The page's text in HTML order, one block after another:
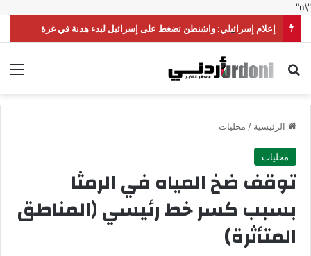
"\n"
إعلام إسرائيلي: واشنطن تضغط على إسرائيل لبدء هدنة في غزة
بحث عن
الرئيسية / محليات
محليات
توقف ضخ المياه في الرمثا
بسبب كسر خط رئيسي (المناطق
المتأثرة)